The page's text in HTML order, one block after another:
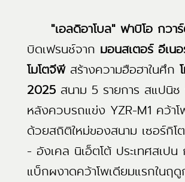
"เอลดิอาโบล" ฟาบิโอ กวาร์
บิดเฟรนช์จาก มอนสเตอร์ อีเน
โมโตจีพีสร้างความฮือฮาในศึก
2025สนาม 5 รายการ สแปนิช
หลังควบรถแข่ง YZR-M1 คว้า
ด้วยสถิติใหม่ของสนาม เซอร์กิโต
- อังเคล นิเอ็ตโต้ ประเทศสเป
แบ็กผงาดคว้าโพเดียมแรกในฤดู